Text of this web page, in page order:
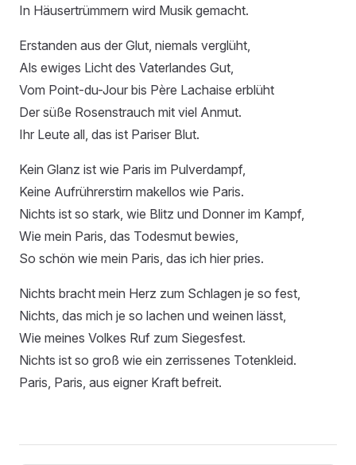
In Häusertrümmern wird Musik gemacht.
Erstanden aus der Glut, niemals verglüht,
Als ewiges Licht des Vaterlandes Gut,
Vom Point-du-Jour bis Père Lachaise erblüht
Der süße Rosenstrauch mit viel Anmut.
Ihr Leute all, das ist Pariser Blut.
Kein Glanz ist wie Paris im Pulverdampf,
Keine Aufrührerstirn makellos wie Paris.
Nichts ist so stark, wie Blitz und Donner im Kampf,
Wie mein Paris, das Todesmut bewies,
So schön wie mein Paris, das ich hier pries.
Nichts bracht mein Herz zum Schlagen je so fest,
Nichts, das mich je so lachen und weinen lässt,
Wie meines Volkes Ruf zum Siegesfest.
Nichts ist so groß wie ein zerrissenes Totenkleid.
Paris, Paris, aus eigner Kraft befreit.